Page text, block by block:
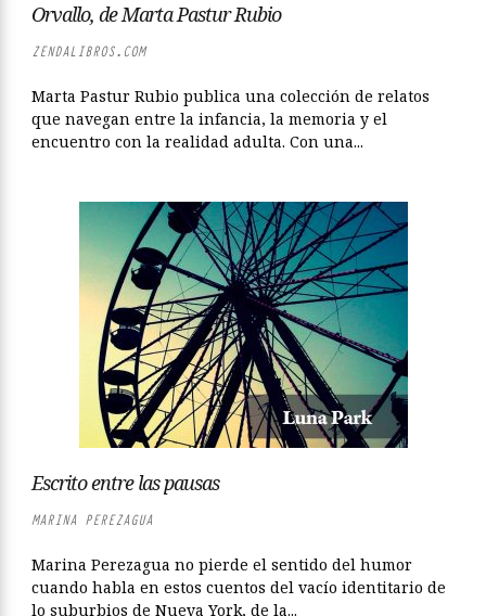
Orvallo, de Marta Pastur Rubio
ZENDALIBROS.COM
Marta Pastur Rubio publica una colección de relatos
que navegan entre la infancia, la memoria y el
encuentro con la realidad adulta. Con una...
Escrito entre las pausas
MARINA PEREZAGUA
Marina Perezagua no pierde el sentido del humor
cuando habla en estos cuentos del vacío identitario de
lo suburbios de Nueva York, de la...